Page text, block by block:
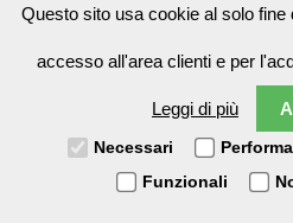
Reserved. - P.IVA/CF/VAT.ID :
Questo sito usa cookie al solo fine
accesso all'area clienti e per
Leggi di più
Necessari
Funzionali